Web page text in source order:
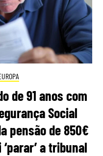
de 91 anos com
Social
pensão de 850€
a tribunal